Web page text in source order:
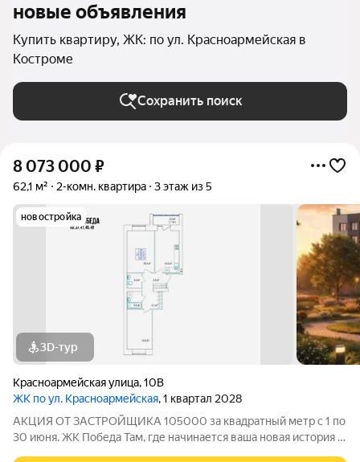
новые объявления
Купить квартиру, ЖК: по ул. Красноармейская в
Костроме
Сохранить поиск
8 073 000 ₽
62,1 м² 2-комн. квартира 3 этаж из 5
новостройка
3D-тур
Красноармейская улица,10В
ЖК по ул. Красноармейская, 1 квартал 2028
АКЦИЯ ОТ ЗАСТРОЙЩИКА 105000 за квадратный метр с 1 по
30 июня. ЖК Победа Там, где начинается ваша новая история 1.